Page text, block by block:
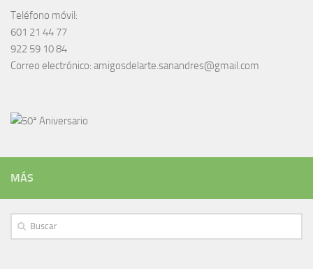
Teléfono móvil:
601 21 44 77
922 59 10 84
Correo electrónico: amigosdelarte.sanandres@gmail.com
MÁS